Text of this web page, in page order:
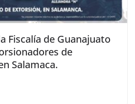
Fiscalía de Guanajuato
de
Salamaca.